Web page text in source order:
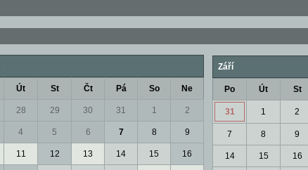
Út St Čt Pá So Ne
28 29 30 31 1 2
4 5 6 7 8 9
11 12 13 14 15 16
Září
Po Út St
31 1 2
7 8 9
14 15 16